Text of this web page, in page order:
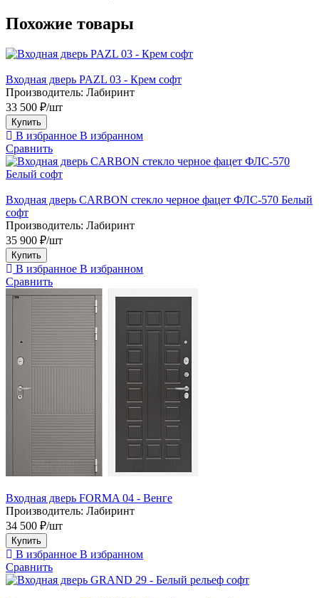
Похожие товары
Входная дверь PAZL 03 - Крем софт
Производитель: Лабиринт
33 500 ₽/шт
Купить
В избранное В избранном
Сравнить
Входная дверь CARBON стекло черное фацет ФЛС-570 Белый
софт
Производитель: Лабиринт
35 900 ₽/шт
Купить
В избранное В избранном
Сравнить
Входная дверь FORMA 04 - Венге
Производитель: Лабиринт
34 500 ₽/шт
Купить
В избранное В избранном
Сравнить